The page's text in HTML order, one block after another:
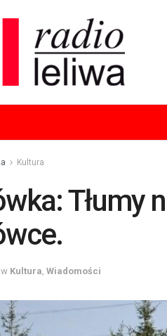
Kultura
Tłumy
w Kultura Wiadomości